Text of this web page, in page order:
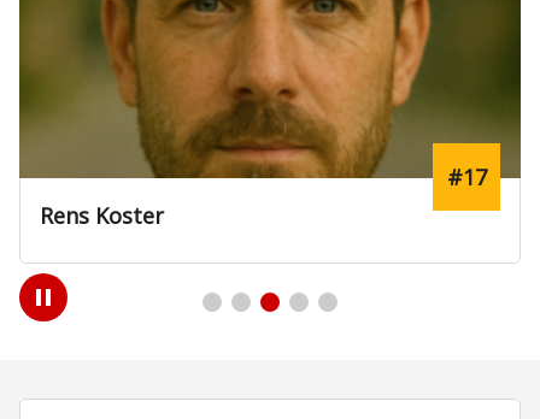
Rens Koster
#17
Play
/